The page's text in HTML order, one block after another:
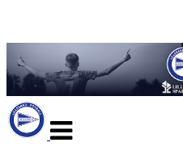
navigasjon